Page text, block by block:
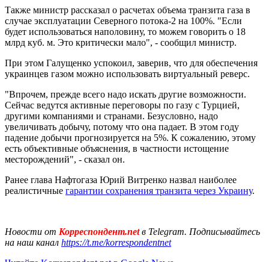
Также министр рассказал о расчетах объема транзита газа в
случае эксплуатации Северного потока-2 на 100%. "Если
будет использоваться наполовину, то можем говорить о 18
млрд куб. м. Это критически мало", - сообщил министр.
При этом Галущенко успокоил, заверив, что для обеспечения
украинцев газом можно использовать виртуальный реверс.
"Впрочем, прежде всего надо искать другие возможности.
Сейчас ведутся активные переговоры по газу с Турцией,
другими компаниями и странами. Безусловно, надо
увеличивать добычу, потому что она падает. В этом году
падение добычи прогнозируется на 5%. К сожалению, этому
есть объективные объяснения, в частности истощение
месторождений", - сказал он.
Ранее глава Нафтогаза Юрий Витренко назвал наиболее
реалистичные гарантии сохранения транзита через Украину.
Новости от Корреспондент.netв Telegram. Подписывайтесь
на наш канал https://t.me/korrespondentnet